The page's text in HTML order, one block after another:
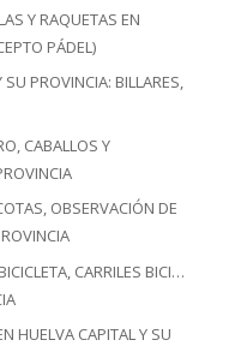
Y RAQUETAS EN
PÁDEL)
PROVINCIA: BILLARES,
CABALLOS Y
OBSERVACIÓN DE
CARRILES BICI…
HUELVA CAPITAL Y SU